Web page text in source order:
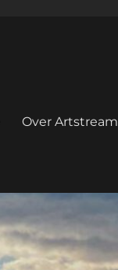
Over Artstream